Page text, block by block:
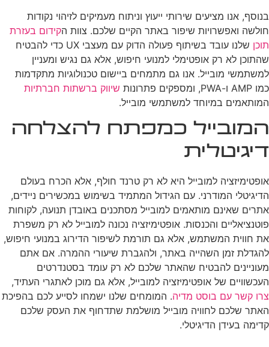
בנוסף, אנו מציעים שירותי ייעוץ וניתוח מעמיקים לזיהוי נקודות
חולשה ואפשרויות שיפור באתר הקיים שלכם. צוות הקידום בעזרת
תוכן
שלנו עובד בשיתוף פעולה הדוק עם מעצבי UX כדי להבטיח
שהתוכן לא רק אופטימלי למנועי חיפוש, אלא גם נגיש ומעניין
למשתמשי מובייל. אנו גם מתמחים ביישום טכנולוגיות מתקדמות
כמו AMP ו-PWA, ומספקים פתרונות
שיווק ברשתות חברתיות
המותאמים במיוחד למשתמשי מובייל.
המובייל כמפתח להצלחה
דיגיטלית
אופטימיזציה למובייל היא לא רק טרנד חולף, אלא הכרח בעולם
הדיגיטלי המודרני. עם הגידול המתמיד בשימוש במכשירים ניידים,
אתרים שאינם מותאמים למובייל מסתכנים באובדן תנועה, לקוחות
פוטנציאליים והכנסות. אופטימיזציה נכונה למובייל לא רק משפרת
את חווית המשתמש, אלא גם תורמת לשיפור הדירוג במנועי חיפוש,
להגדלת זמן השהייה באתר, ולהגברת שיעורי ההמרה. אם אתם
מעוניינים להבטיח שהאתר שלכם לא רק עומד בסטנדרטים
העכשוויים של אופטימיזציה למובייל, אלא גם מוכן לאתגרי העתיד,
צרו קשר עם בוסט מדיה. המומחים שלנו ישמחו לסייע לכם בהפיכת
האתר שלכם לחוויה מובייל מושלמת שתדחוף את העסק שלכם
קדימה בעידן הדיגיטלי.